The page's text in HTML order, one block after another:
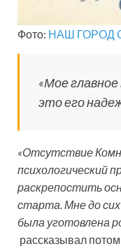
Фото: НАШ ГОРОД
«Мое главное
это его
«Отсутствие
психологический
раскрепостить
старта. Мне до
была уготовлена
рассказывал